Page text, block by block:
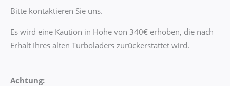
Bitte kontaktieren Sie uns.
Es wird eine Kaution in Höhe von 340€ erhoben, die nach
Erhalt Ihres alten Turboladers zurückerstattet wird.
Achtung: